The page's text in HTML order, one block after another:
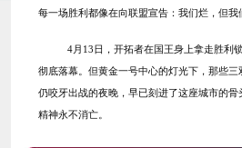
每一场胜利都像在向联盟宣告：我们烂，但我
4月13日，开拓者在国王身上拿走胜利
彻底落幕。但黄金一号中心的灯光下，那些
仍咬牙出战的夜晚，早已刻进了这座城市的
精神永不消亡。